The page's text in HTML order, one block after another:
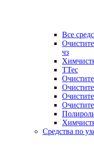
Все
чз
TTec
Средства по